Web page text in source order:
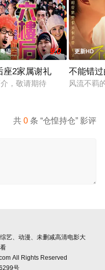
语 9.0
座2家属谢礼
，敬请期待
更新HD
不能错
风流不羁
共0 条 “仓惶持仓” 影评
艺、动漫、未删减高清电影大
All Rights Reserved
号